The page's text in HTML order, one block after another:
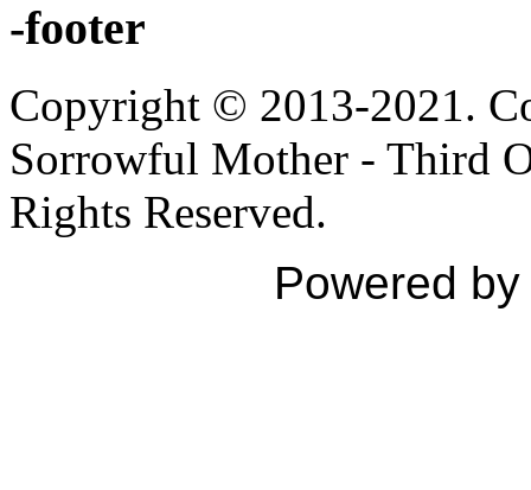
-footer
Copyright © 2013-2021.
Sorrowful Mother - Third
Rights Reserved.
Powered